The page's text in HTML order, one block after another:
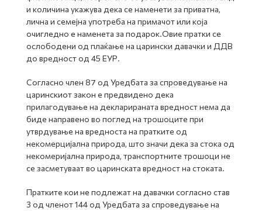
и количина укажува дека се наменети за приватна,
лична и семејна употреба на примачот или која
очигледно е наменета за подарок.Овие пратки се
ослободени од плаќање на царински давачки и ДДВ
до вредност од 45 ЕУР.
Согласно член 87 од Уредбата за спроведување на
царинскиот закон е предвидено дека
прилагодување на декларираната вредност нема да
биде направено во поглед на трошоците при
утврдување на вредноста на пратките од
некомерцијална природа, што значи дека за стока од
некомеријална природа, транспортните трошоци не
се засметуваат во царинската вредност на стоката.
Пратките кои не подлежат на давачки согласно став
3 од членот 144 од Уредбата за спроведување на